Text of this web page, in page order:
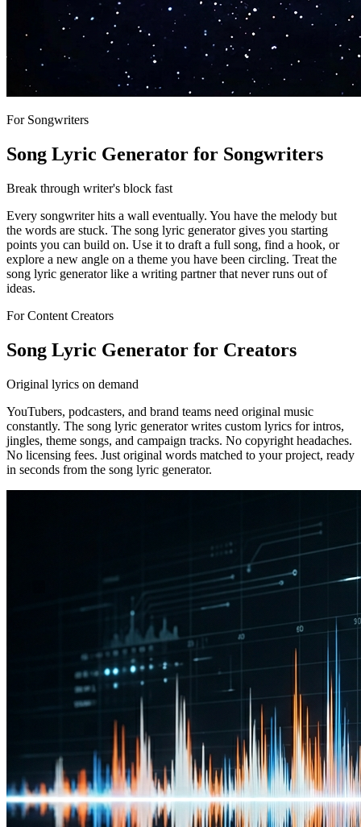
For Songwriters
Song Lyric Generator for Songwriters
Break through writer's block fast
Every songwriter hits a wall eventually. You have the melody but
the words are stuck. The song lyric generator gives you starting
points you can build on. Use it to draft a full song, find a hook, or
explore a new angle on a theme you have been circling. Treat the
song lyric generator like a writing partner that never runs out of
ideas.
For Content Creators
Song Lyric Generator for Creators
Original lyrics on demand
YouTubers, podcasters, and brand teams need original music
constantly. The song lyric generator writes custom lyrics for intros,
jingles, theme songs, and campaign tracks. No copyright headaches.
No licensing fees. Just original words matched to your project, ready
in seconds from the song lyric generator.